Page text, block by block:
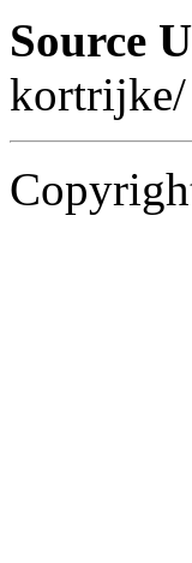
Source
kortrijke/